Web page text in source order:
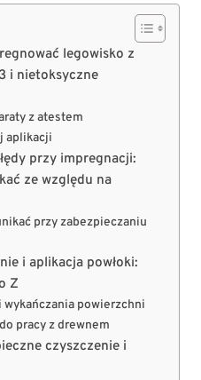
legowisko z
i nietoksyczne
z atestem
aplikacji
przy impregnacji:
ze względu na
przy zabezpieczaniu
i aplikacja powłoki:
Z
wykańczania powierzchni
pracy z drewnem
czyszczenie i